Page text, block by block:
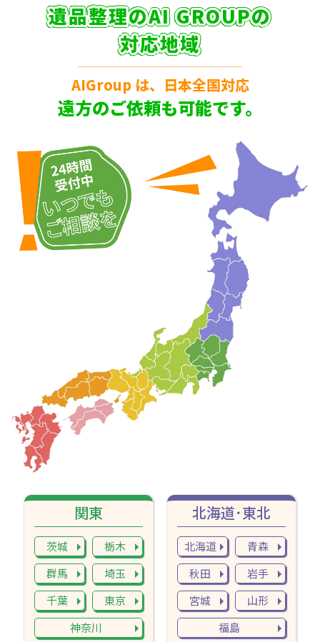
遺品整理のAI GROUPの
対応地域
AIGroup は、日本全国対応
遠方のご依頼も可能です。
関東
茨城
栃木
群馬
埼玉
千葉
東京
神奈川
北海道･東北
北海道
青森
秋田
岩手
宮城
山形
福島